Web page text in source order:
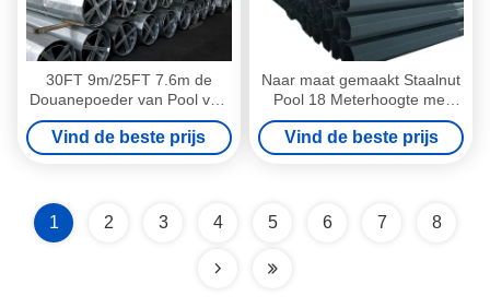
30FT 9m/25FT 7.6m de
Douanepoeder van Pool van
het Metaalnut bedekten 7mm
16mm Dikte met een laag
Vind de beste prijs
Naar maat gemaakt Staalnut
Pool 18 Meterhoogte met
Zwarte Epoxyverf
Vind de beste prijs
1 2 3 4 5 6 7 8